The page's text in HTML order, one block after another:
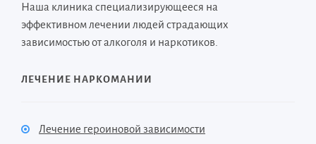
Наша клиника специализирующееся на
эффективном лечении людей страдающих
зависимостью от алкоголя и наркотиков.
ЛЕЧЕНИЕ НАРКОМАНИИ
Лечение героиновой зависимости